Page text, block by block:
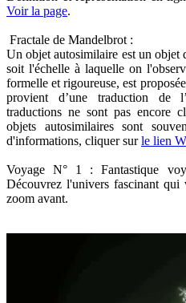
Voir la page.
Fractale de Mandelbrot :
Un objet autosimilaire est un objet
soit l'échelle à laquelle on
formelle et rigoureuse, est
provient d’une traduction de
traductions ne sont pas encore
objets autosimilaires sont
d'informations, cliquer surle lien
Voyage N° 1 : Fantastique
Découvrez l'univers fascinant qui
zoom avant.